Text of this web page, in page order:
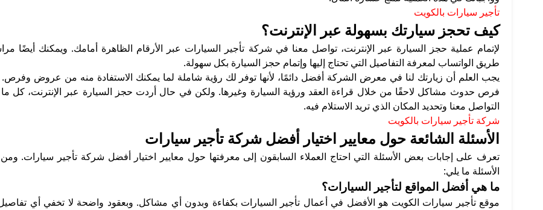
تأجير سيارات بالكويت
كيف تحجز سيارتك بسهولة عبر الإنترنت؟
لإتمام عملية حجز السيارة عبر الإنترنت، تواصل معنا في شركة تأجير السيارات عبر الأرقام الظاهرة أمامك. ويمكنك أيضًا
طريق الواتساب لمعرفة التفاصيل التي تحتاج إليها وإتمام حجز السيارة بكل سهولة.
يجب العلم أن زيارتك لنا في معرض الشركة أفضل دائمًا، لأنها توفر لك رؤية شاملة لما يمكنك الاستفادة منه من عروض وفرص.
فرص حدوث مشاكل لاحقًا من خلال قراءة العقد ورؤية السيارة وغيرها. ولكن في حال أردت حجز السيارة عبر الإنترنت، كل
التواصل معنا وتحديد المكان الذي تريد الاستلام فيه.
شركة تأجير سيارات بالكويت
الأسئلة الشائعة حول معايير اختيار أفضل شركة تأجير سيارات
تعرف على إجابات بعض الأسئلة التي احتاج العملاء السابقون إلى معرفتها حول معايير اختيار أفضل شركة تأجير سيارات.
الأسئلة ما يلي:
ما هي أفضل المواقع لتأجير السيارات؟
موقع تأجير سيارات الكويت هو الأفضل في أعمال تأجير السيارات بكفاءة وبدون أي مشاكل. وبعقود واضحة لا تخفي أي